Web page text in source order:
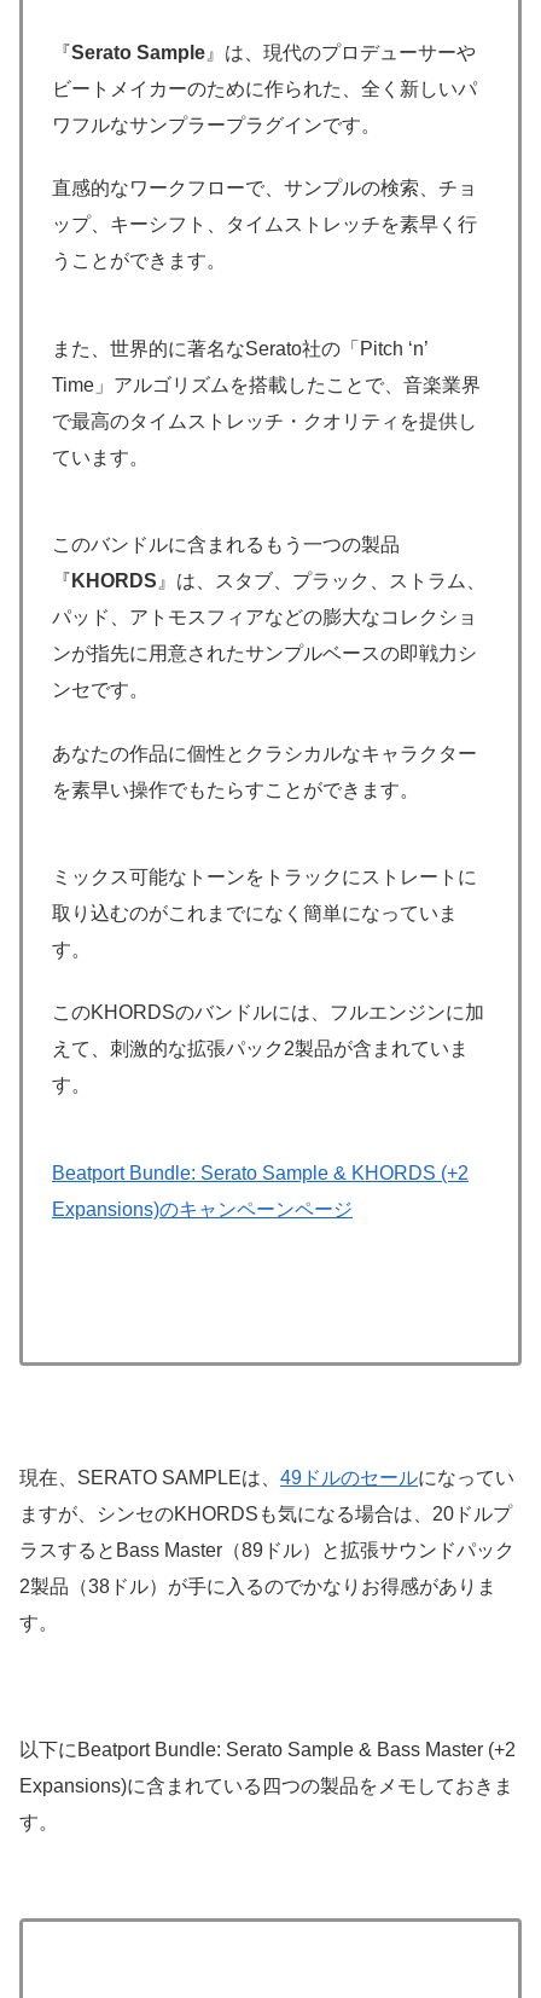
『Serato Sample 』は、現代のプロデューサーや
ビートメイカーのために作られた、全く新しいパ
ワフルなサンプラープラグインです。
直感的なワークフローで、サンプルの検索、チョ
ップ、キーシフト、タイムストレッチを素早く行
うことができます。
また、世界的に著名なSerato社の「Pitch ‘n’
Time」アルゴリズムを搭載したことで、音楽業界
で最高のタイムストレッチ・クオリティを提供し
ています。
このバンドルに含まれるもう一つの製品
『 KHORDS 』は、スタブ、プラック、ストラム、
パッド、アトモスフィアなどの膨大なコレクショ
ンが指先に用意されたサンプルベースの即戦力シ
ンセです。
あなたの作品に個性とクラシカルなキャラクター
を素早い操作でもたらすことができます。
ミックス可能なトーンをトラックにストレートに
取り込むのがこれまでになく簡単になっていま
す。
このKHORDSのバンドルには、フルエンジンに加
えて、刺激的な拡張パック2製品が含まれていま
す。
Beatport Bundle: Serato Sample & KHORDS (+2
Expansions)のキャンペーンページ
現在、SERATO SAMPLEは、 49ドルのセールになってい
ますが、シンセのKHORDSも気になる場合は、20ドルプ
ラスするとBass Master（89ドル）と拡張サウンドパック
2製品（38ドル）が手に入るのでかなりお得感がありま
す。
以下にBeatport Bundle: Serato Sample & Bass Master (+2
Expansions)に含まれている四つの製品をメモしておきま
す。